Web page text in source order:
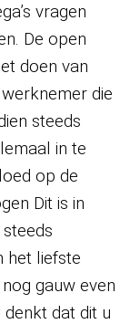
vragen
De open
doen van
die
steeds
in te
op de
Dit is in
het liefste
gauw even
dat dit u